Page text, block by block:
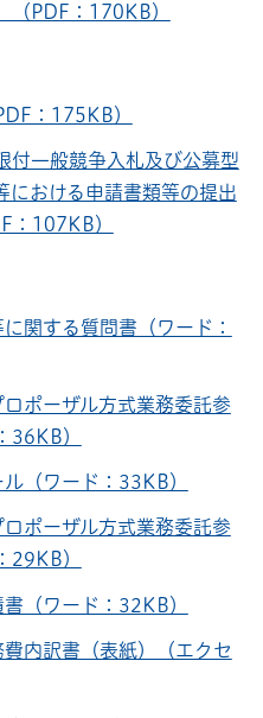
（PDF：170KB）
：175KB）
付一般競争入札及び公募型
における申請書類等の提出
：107KB）
関する質問書（ワード：
ロポーザル方式業務委託参
36KB）
（ワード：33KB）
ロポーザル方式業務委託参
29KB）
（ワード：32KB）
費内訳書（表紙）（エクセ